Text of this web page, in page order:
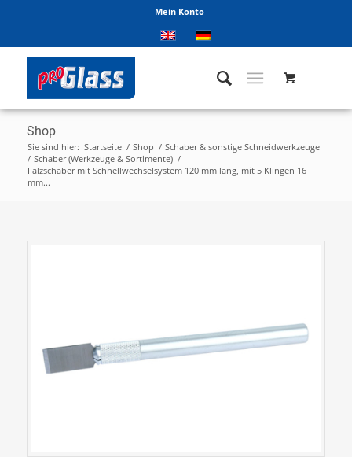
Mein Konto
Shop
Sie sind hier: Startseite / Shop / Schaber & sonstige Schneidwerkzeuge
/ Schaber (Werkzeuge & Sortimente) /
Falzschaber mit Schnellwechselsystem 120 mm lang, mit 5 Klingen 16
mm...